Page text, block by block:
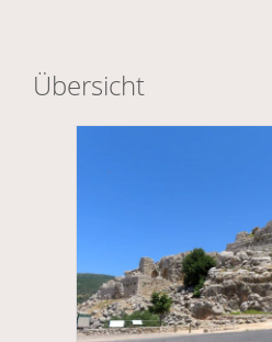
Übersicht